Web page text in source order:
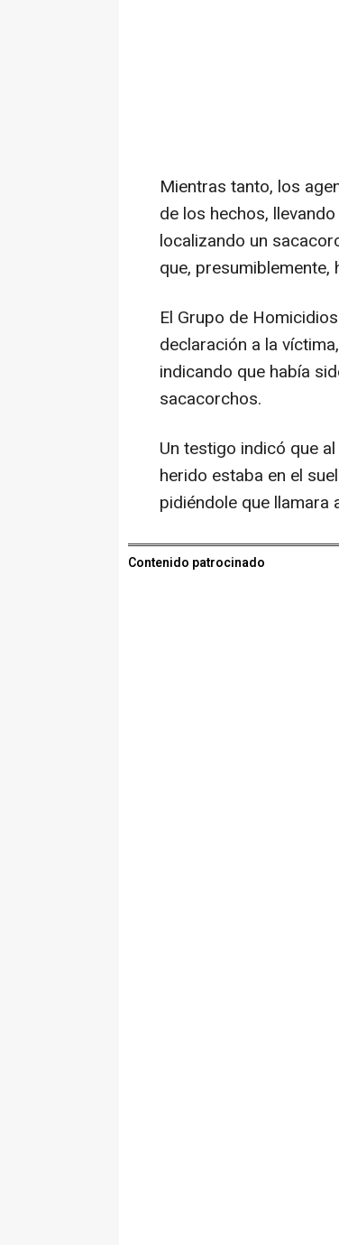
Mientras tanto, los
de los hechos,
localizando un
que,
El Grupo de
declaración a la
indicando que había
sacacorchos.
Un testigo indicó que
herido estaba en el
pidiéndole que llamara
Contenido patrocinado